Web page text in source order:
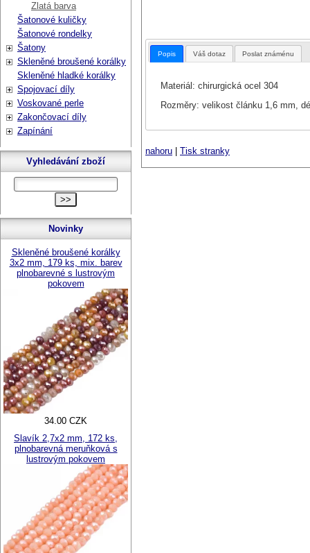
Popis Váš dotaz Poslat známénu
Materiál: chirurgická ocel 304
Rozměry: velikost článku 1,6 mm,
nahoru Tisk stranky
Zlatá barva
Šatonové kuličky
Šatonové rondelky
Šatony
Skleněné broušené korálky
Skleněné hladké korálky
Spojovací díly
Voskované perle
Zakončovací díly
Zapínání
Vyhledávání zboží
Novinky
Skleněné broušené korálky
3x2 mm, 179 ks, mix. barev
plnobarevné s lustrovým
pokovem
34.00 CZK
Slavík 2,7x2 mm, 172 ks,
plnobarevná meruňková s
lustrovým pokovem